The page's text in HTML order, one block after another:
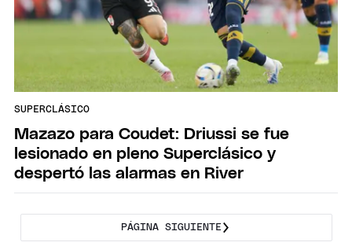
SUPERCLÁSICO
Mazazo para Coudet: Driussi se fue
lesionado en pleno Superclásico y
despertó las alarmas en River
PÁGINA SIGUIENTE